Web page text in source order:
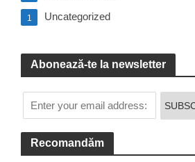
Uncategorized
1
Abonează-te la newsletter
Recomandăm